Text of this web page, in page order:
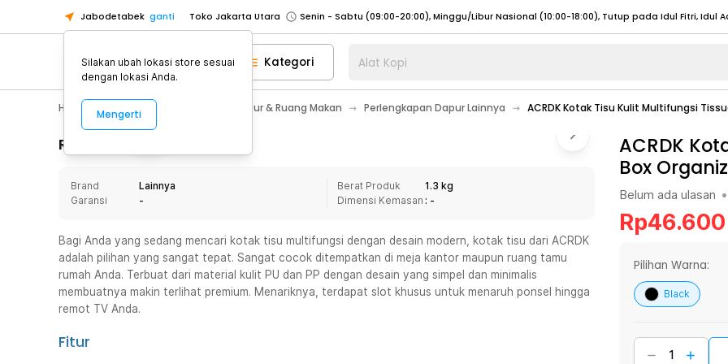
Jabodetabek ganti Toko Jakarta Utara
Toko Tangerang
Toko Cikupa
Pick n Go Jakarta Barat
Senin - Jumat (07:00 - 20:00), Sabtu - Minggu (08:00 - 20:00), Tutup pada Idul Fitri
Pick n Go Bekasi
Senin - Jumat (08:00 - 20:00), Sabtu - Minggu/ Libur Nasional (08:00 - 17:00) Selengkapnya
Senin - Jumat (08:00 - 20:00), Sabtu - Minggu/ Libur Nasional (08:00 - 17:00) Selengkapnya
Senin - Sabtu (09:00-20:00), Minggu/Libur Nasional (12:00-20:00), Tutup pada Idul Fitri
Senin - Sabtu (09:00-20:00), Minggu/Libur Nasional (12:00-20:00), Tutup pada Idul Fitri
Toko Tangerang
Toko Cikupa
Pick n Go Jakarta Barat
Senin - Jumat (07:00 - 20:00), Sabtu - Minggu (08:00 - 20:00), Tutup pada Idul Fitri
Selengkapnya
Kategori Alat Kopi
Home Appliance Perlengkapan Dapur & Ruang Makan Perlengkapan Dapur Lainnya ACRDK Kotak Tisu Kulit Multifungsi
Rincian Produk
Brand
Lainnya
Garansi
-
Berat Produk
1.3 kg
Dimensi Kemasan : -
Bagi Anda yang sedang mencari kotak tisu multifungsi dengan desain modern, kotak tisu dari ACRDK
adalah pilihan yang sangat tepat. Sangat cocok ditempatkan di meja kantor maupun ruang tamu
rumah Anda. Terbuat dari material kulit PU dan PP dengan desain yang simpel dan minimalis
membuatnya makin terlihat premium. Menariknya, terdapat slot khusus untuk menaruh ponsel hingga
remot TV Anda.
Fitur
ACRDK
Box
Belum ada ulasan •
Rp46.600
Pilihan Warna:
Black
Silakan ubah lokasi store sesuai
dengan lokasi Anda.
Mengerti